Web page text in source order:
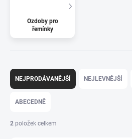
Ozdoby pro
řemínky
Řazení produktů
NEJPRODÁVANĚJŠÍ NEJLEVNĚJŠÍ
ABECEDNĚ
2 položek celkem